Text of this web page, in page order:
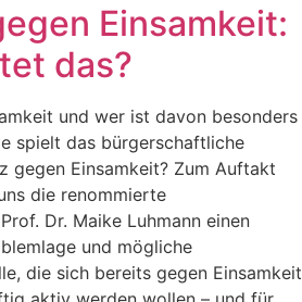
Einsamkeit:
das?
und wer ist davon besonders
spielt das bürgerschaftliche
gegen Einsamkeit? Zum Auftakt
die renommierte
Dr. Maike Luhmann einen
und mögliche
die sich bereits gegen Einsamkeit